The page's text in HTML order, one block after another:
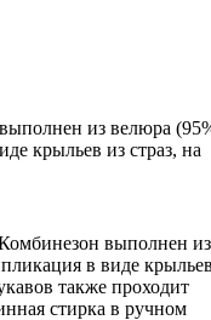
из велюра
крыльев из страз, на
выполнен из
в виде крыльев
также проходит
стирка в ручном